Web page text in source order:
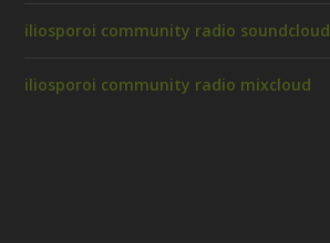
iliosporoi community radio soundcloud
iliosporoi community radio mixcloud